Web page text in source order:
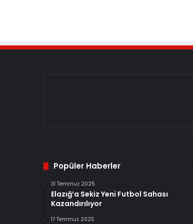
Popüler Haberler
31 Temmuz 2025
Elazığ’a Sekiz Yeni Futbol Sahası
Kazandırılıyor
17 Temmuz 2025